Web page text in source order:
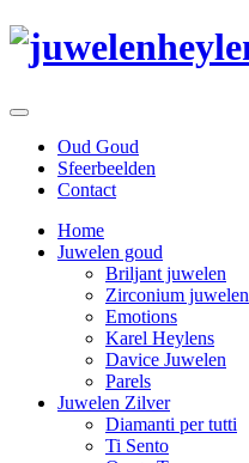
Oud Goud
Sfeerbeelden
Contact
Home
Juwelen goud
Briljant juwelen
Zirconium juwelen
Emotions
Karel Heylens
Davice Juwelen
Parels
Juwelen Zilver
Diamanti per tutti
Ti Sento